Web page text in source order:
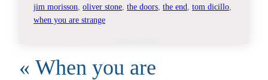
jim morisson oliver stone the doors the end tom dicillo
when you are strange
« When you are